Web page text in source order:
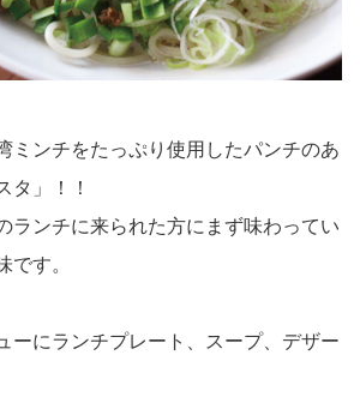
ミンチをたっぷり使用したパンチのあ
タ」！！
ランチに来られた方にまず味わってい
です。
ーにランチプレート、スープ、デザー